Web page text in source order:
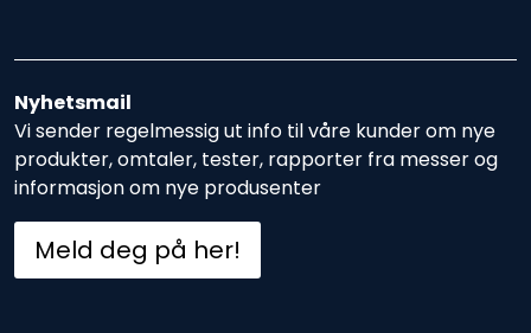
Nyhetsmail
Vi sender regelmessig ut info til våre kunder om nye
produkter, omtaler, tester, rapporter fra messer og
informasjon om nye produsenter
Meld deg på her!